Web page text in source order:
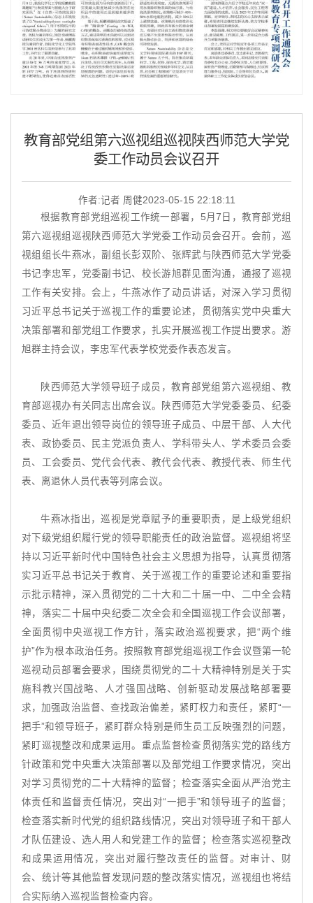
教育部党组第六巡视组巡视陕西师范大学党
委工作动员会议召开
作者:记者 周健2023-05-15 22:18:11
根据教育部党组巡视工作统一部署，5月7日，教育部党组
第六巡视组巡视陕西师范大学党委工作动员会召开。会前，巡
视组组长牛燕冰，副组长彭双阶、张辉武与陕西师范大学党委
书记李忠军，党委副书记、校长游旭群见面沟通，通报了巡视
工作有关安排。会上，牛燕冰作了动员讲话，对深入学习贯彻
习近平总书记关于巡视工作的重要论述，贯彻落实党中央重大
决策部署和部党组工作要求，扎实开展巡视工作提出要求。游
旭群主持会议，李忠军代表学校党委作表态发言。
陕西师范大学领导班子成员，教育部党组第六巡视组、教
育部巡视办有关同志出席会议。陕西师范大学党委委员、纪委
委员、近年退出领导岗位的领导班子成员、中层干部、人大代
表、政协委员、民主党派负责人、学科带头人、学术委员会委
员、工会委员、党代会代表、教代会代表、教授代表、师生代
表、离退休人员代表等列席会议。
牛燕冰指出，巡视是党章赋予的重要职责，是上级党组织
对下级党组织履行党的领导职能责任的政治监督。巡视组将坚
持以习近平新时代中国特色社会主义思想为指导，认真贯彻落
实习近平总书记关于教育、关于巡视工作的重要论述和重要指
示批示精神，深入贯彻党的二十大和二十届一中、二中全会精
神，落实二十届中央纪委二次全会和全国巡视工作会议部署，
全面贯彻中央巡视工作方针，落实政治巡视要求，把“两个维
护”作为根本政治任务。按照教育部党组巡视工作会议暨第一轮
巡视动员部署会要求，围绕贯彻党的二十大精神特别是关于实
施科教兴国战略、人才强国战略、创新驱动发展战略部署要
求，加强政治监督、查找政治偏差，紧盯权力和责任，紧盯“一
把手”和领导班子，紧盯群众特别是师生员工反映强烈的问题，
紧盯巡视整改和成果运用。重点监督检查贯彻落实党的路线方
针政策和党中央重大决策部署以及部党组工作要求情况，突出
对学习贯彻党的二十大精神的监督；检查落实全面从严治党主
体责任和监督责任情况，突出对“一把手”和领导班子的监督；
检查落实新时代党的组织路线情况，突出对领导班子和干部人
才队伍建设、选人用人和党建工作的监督；检查落实巡视整改
和成果运用情况，突出对履行整改责任的监督。对审计、财
会、统计等其他监督发现问题的整改落实情况，巡视组也将结
合实际纳入巡视监督检查内容。